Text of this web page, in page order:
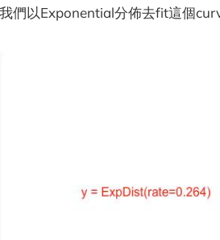
們以Exponential分佈去fit這個